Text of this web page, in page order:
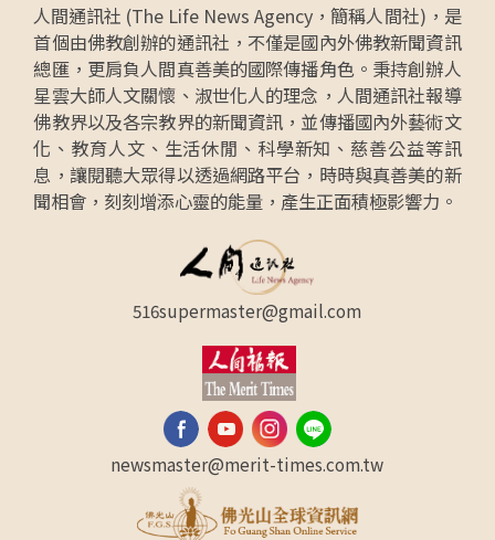
人間通訊社 (The Life News Agency，簡稱人間社)，是
首個由佛教創辦的通訊社，不僅是國內外佛教新聞資訊
總匯，更肩負人間真善美的國際傳播角色。秉持創辦人
星雲大師人文關懷、淑世化人的理念，人間通訊社報導
佛教界以及各宗教界的新聞資訊，並傳播國內外藝術文
化、教育人文、生活休閒、科學新知、慈善公益等訊
息，讓閱聽大眾得以透過網路平台，時時與真善美的新
聞相會，刻刻增添心靈的能量，產生正面積極影響力。
516supermaster@gmail.com
newsmaster@merit-times.com.tw